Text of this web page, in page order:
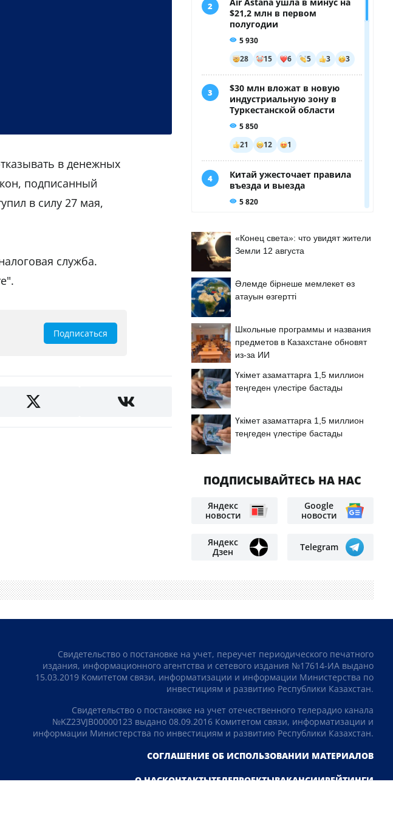
в денежных
подписанный
в силу 27 мая,
служба.
Подписаться
«Конец света»: что увидят жители
Земли 12 августа
Әлемде бірнеше мемлекет өз
атауын өзгертті
Школьные программы и названия
предметов в Казахстане обновят
из-за ИИ
Үкімет азаматтарға 1,5 миллион
теңгеден үлестіре бастады
Үкімет азаматтарға 1,5 миллион
теңгеден үлестіре бастады
ПОДПИСЫВАЙТЕСЬ НА НАС
Яндекс
новости
Google
новости
Яндекс
Дзен
Telegram
Свидетельство о постановке на учет, переучет периодического печатного
издания, информационного агентства и сетевого издания №17614-ИА выдано
15.03.2019 Комитетом связи, информатизации и информации Министерства по
инвестициям и развитию Республики Казахстан.
Свидетельство о постановке на учет отечественного телерадио канала
№KZ23VJB00000123 выдано 08.09.2016 Комитетом связи, информатизации и
информации Министерства по инвестициям и развитию Республики Казахстан.
СОГЛАШЕНИЕ ОБ ИСПОЛЬЗОВАНИИ МАТЕРИАЛОВ
О НАСКОНТАКТЫТЕЛЕПРОЕКТЫВАКАНСИИРЕЙТИНГИ